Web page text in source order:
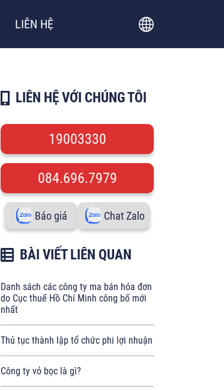
LIÊN HỆ
LIÊN HỆ VỚI CHÚNG TÔI
19003330
084.696.7979
Báo giá Chat Zalo
BÀI VIẾT LIÊN QUAN
Danh sách các công ty ma bán hóa đơn
do Cục thuế Hồ Chí Minh công bố mới
nhất
Thủ tục thành lập tổ chức phi lợi nhuận
Công ty vỏ bọc là gì?